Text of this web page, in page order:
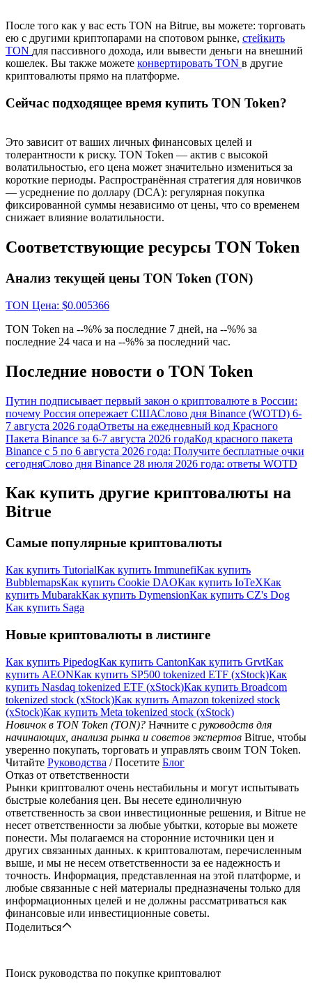
После того как у вас есть TON на Bitrue, вы можете: торговать
ею с другими криптопарами на спотовом рынке, стейкить
TON для пассивного дохода, или вывести деньги на внешний
кошелек. Вы также можете конвертировать TON в другие
криптовалюты прямо на платформе.
Сейчас подходящее время купить TON Token?
Это зависит от ваших личных финансовых целей и
толерантности к риску. TON Token — актив с высокой
волатильностью, его цена может значительно измениться за
короткие периоды. Распространённая стратегия для новичков
— усреднение по доллару (DCA): регулярная покупка
фиксированной суммы независимо от цены, что со временем
снижает влияние волатильности.
Соответствующие ресурсы TON Token
Анализ текущей цены TON Token (TON)
TON Цена: $0.005366
TON Token на --%% за последние 7 дней, на --%% за
последние 24 часа и на --%% за последний час.
Последние новости о TON Token
Путин подписывает первый закон о криптовалюте в России:
почему Россия опережает СШАСлово дня Binance (WOTD) 6-
7 августа 2026 годаОтветы на ежедневный код Красного
Пакета Binance за 6-7 августа 2026 годаКод красного пакета
Binance с 5 по 6 августа 2026 года: Получите бесплатные очки
сегодняСлово дня Binance 28 июля 2026 года: ответы WOTD
Как купить другие криптовалюты на
Bitrue
Самые популярные криптовалюты
Как купить TutorialКак купить ImmunefiКак купить
BubblemapsКак купить Cookie DAOКак купить IoTeXКак
купить MubarakКак купить DymensionКак купить CZ's Dog
Как купить Saga
Новые криптовалюты в листинге
Как купить PipedogКак купить CantonКак купить GrvtКак
купить AEONКак купить SP500 tokenized ETF (xStock)Как
купить Nasdaq tokenized ETF (xStock)Как купить Broadcom
tokenized stock (xStock)Как купить Amazon tokenized stock
(xStock)Как купить Meta tokenized stock (xStock)
Новичок в TON Token (TON)? Начните с руководств для
начинающих, анализа рынка и советов экспертов Bitrue, чтобы
уверенно покупать, торговать и управлять своим TON Token.
Читайте Руководства / Посетите Блог
Отказ от ответственности
Рынки криптовалют очень нестабильны и могут испытывать
быстрые колебания цен. Вы несете единоличную
ответственность за свои инвестиционные решения, и Bitrue не
несет ответственности за любые убытки, которые вы можете
понести. Мы полагаемся на сторонние источники цен и
других связанных данных. к криптовалютам, перечисленным
выше, и мы не несем ответственности за ее надежность и
точность. Информация, представленная на этой платформе, и
любые связанные с ней материалы предназначены только для
информационных целей и не должны рассматриваться как
финансовые или инвестиционные советы.
Поделиться
Поиск руководства по покупке криптовалют